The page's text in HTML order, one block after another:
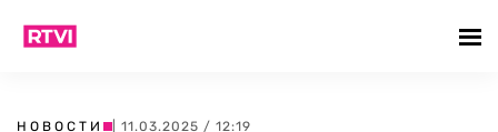
НОВОСТИ | 11.03.2025 / 12:19